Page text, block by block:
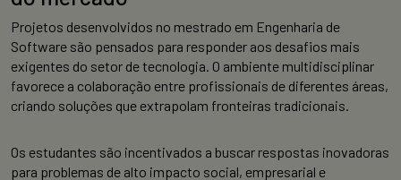
Projetos desenvolvidos no mestrado em Engenharia de
Software são pensados para responder aos desafios mais
exigentes do setor de tecnologia. O ambiente multidisciplinar
favorece a colaboração entre profissionais de diferentes áreas,
criando soluções que extrapolam fronteiras tradicionais.
Os estudantes são incentivados a buscar respostas inovadoras
para problemas de alto impacto social, empresarial e